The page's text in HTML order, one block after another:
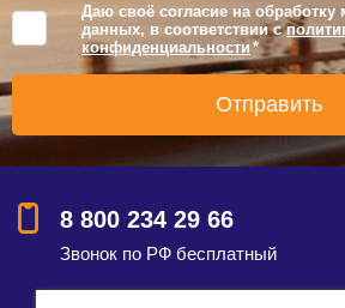
Даю своё согласие на
данных, в соответствии с
конфиденциальности *
8 800 234 29 66
Звонок по РФ бесплатный